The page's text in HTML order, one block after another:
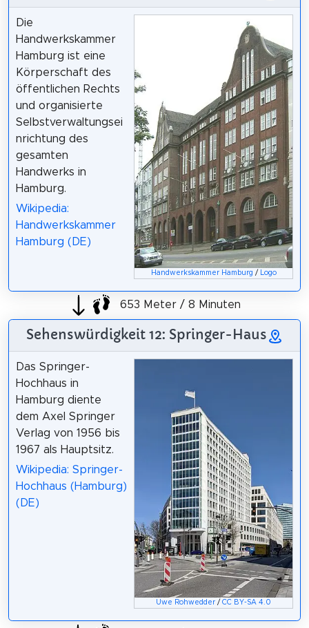
Handwerkskammer Hamburg / Logo
Die
Handwerkskammer
Hamburg ist eine
Körperschaft des
öffentlichen Rechts
und organisierte
Selbstverwaltungsei
nrichtung des
gesamten
Handwerks in
Hamburg.
Wikipedia:
Handwerkskammer
Hamburg (DE)
653 Meter / 8 Minuten
Sehenswürdigkeit 12: Springer-Haus
Uwe Rohwedder /CC BY-SA 4.0
Das Springer-
Hochhaus in
Hamburg diente
dem Axel Springer
Verlag von 1956 bis
1967 als Hauptsitz.
Wikipedia: Springer-
Hochhaus (Hamburg)
(DE)